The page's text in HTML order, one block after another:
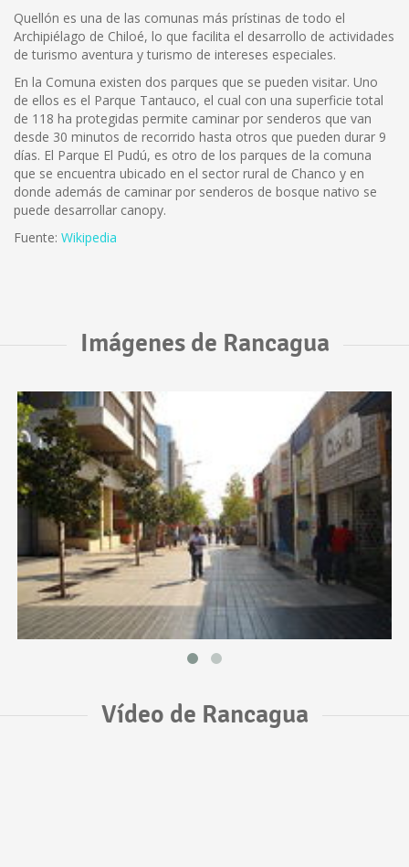
Quellón es una de las comunas más prístinas de todo el
Archipiélago de Chiloé, lo que facilita el desarrollo de actividades
de turismo aventura y turismo de intereses especiales.
En la Comuna existen dos parques que se pueden visitar. Uno
de ellos es el Parque Tantauco, el cual con una superficie total
de 118 ha protegidas permite caminar por senderos que van
desde 30 minutos de recorrido hasta otros que pueden durar 9
días. El Parque El Pudú, es otro de los parques de la comuna
que se encuentra ubicado en el sector rural de Chanco y en
donde además de caminar por senderos de bosque nativo se
puede desarrollar canopy.
Fuente: Wikipedia
Imágenes de Rancagua
Vídeo de Rancagua